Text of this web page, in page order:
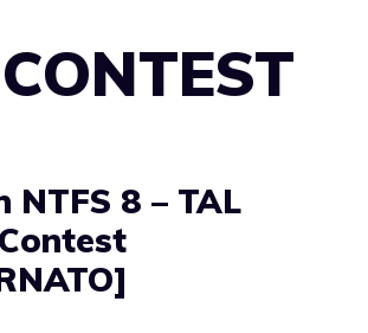
NTFS 8 – TAL